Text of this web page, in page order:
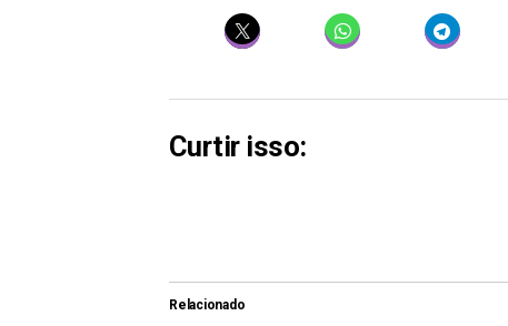
Curtir isso:
Relacionado